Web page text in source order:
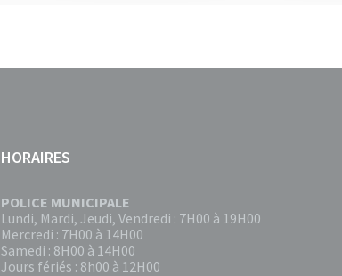
HORAIRES
POLICE MUNICIPALE
Lundi, Mardi, Jeudi, Vendredi : 7H00 à 19H00
Mercredi : 7H00 à 14H00
Samedi : 8H00 à 14H00
Jours fériés : 8h00 à 12H00